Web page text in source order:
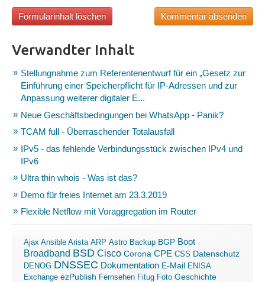
Verwandter Inhalt
Stellungnahme zum Referentenentwurf für ein „Gesetz zur
Einführung einer Speicherpflicht für IP-Adressen und zur
Anpassung weiterer digitaler E...
Neue Geschäftsbedingungen bei WhatsApp - Panik?
TCAM full - Überraschender Totalausfall
IPv5 - das fehlende Verbindungsstück zwischen IPv4 und
IPv6
Ultra thin whois - Was ist das?
Demo für freies Internet am 23.3.2019
Flexible Netflow mit Voraggregation im Router
Ajax Ansible Arista ARP Astro Backup BGP Boot
Broadband BSD Cisco Corona CPE CSS Datenschutz
DENOG DNSSEC Dokumentation E-Mail ENISA
Exchange ezPublish Fernsehen Fitug Foto Geschichte